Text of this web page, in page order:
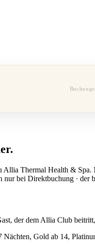
Thermal Health &
bei Direktbuchung · der
der dem Allia Club
Gold ab 14,